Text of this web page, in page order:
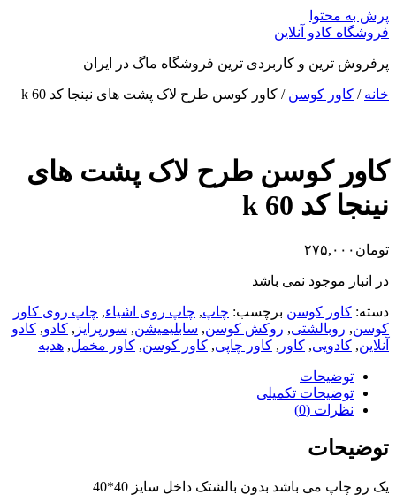
پرش به محتوا
فروشگاه کادو آنلاین
پرفروش ترین و کاربردی ترین فروشگاه ماگ در ایران
خانه / کاور کوسن / کاور کوسن طرح لاک پشت های نینجا کد k 60
کاور کوسن طرح لاک پشت های
نینجا کد k 60
تومان ۲۷۵,۰۰۰
در انبار موجود نمی باشد
دسته: کاور کوسن برچسب: چاپ, چاپ روی اشیاء, چاپ روی کاور
کوسن, روبالشتی, روکش کوسن, سابلیمیشن, سورپرایز , کادو, کادو
آنلاین, کادویی, کاور , کاور چاپی, کاور کوسن, کاور مخمل, هدیه
توضیحات
توضیحات تکمیلی
نظرات (0)
توضیحات
یک رو چاپ می باشد بدون بالشتک داخل سایز 40*40